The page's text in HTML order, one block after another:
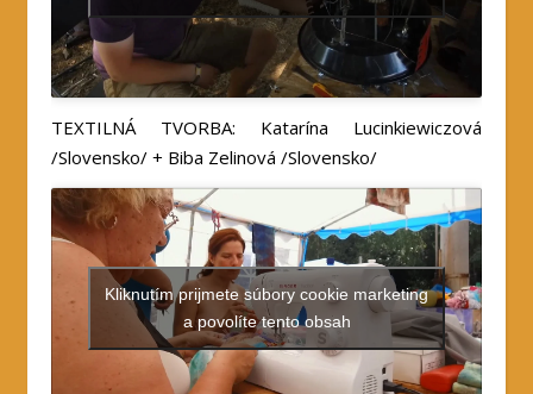
TEXTILNÁ TVORBA: Katarína Lucinkiewiczová
/Slovensko/ + Biba Zelinová /Slovensko/
Kliknutím prijmete súbory cookie marketing
a povolíte tento obsah